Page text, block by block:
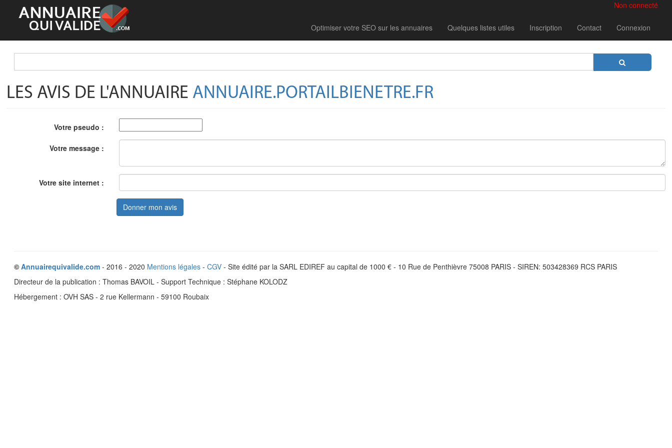
Non connecté
Optimiser votre SEO sur les annuaires Quelques listes utiles Inscription Contact Connexion
LES AVIS DE L'ANNUAIRE ANNUAIRE.PORTAILBIENETRE.FR
Votre pseudo :
Votre message :
Votre site internet :
©Annuairequivalide.com - 2016 - 2020 Mentions légales -CGV - Site édité par la SARL EDIREF au capital de 1000 € - 10 Rue de Penthièvre 75008 PARIS - SIREN: 503428369 RCS PARIS
Directeur de la publication : Thomas BAVOIL - Support Technique : Stéphane KOLODZ
Hébergement : OVH SAS - 2 rue Kellermann - 59100 Roubaix